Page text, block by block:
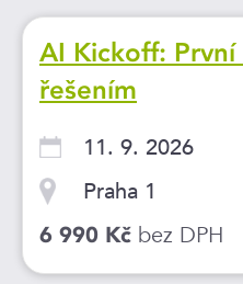
AI Kickoff:
řešením
11. 9. 2026
Praha 1
6 990 Kč bez DPH